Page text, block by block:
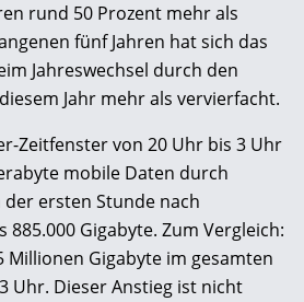
rund 50 Prozent mehr als
fünf Jahren hat sich das
Jahreswechsel durch den
Jahr mehr als vervierfacht.
Zeitfenster von 20 Uhr bis 3 Uhr
mobile Daten durch
der ersten Stunde nach
Gigabyte. Zum Vergleich:
Millionen Gigabyte im gesamten
Uhr. Dieser Anstieg ist nicht